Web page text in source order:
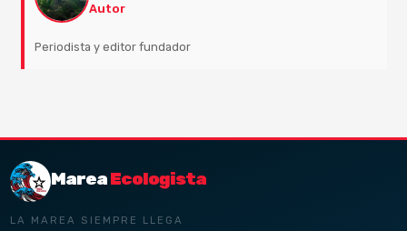
Autor
Periodista y editor fundador
MareaEcologista
LA MAREA SIEMPRE LLEGA